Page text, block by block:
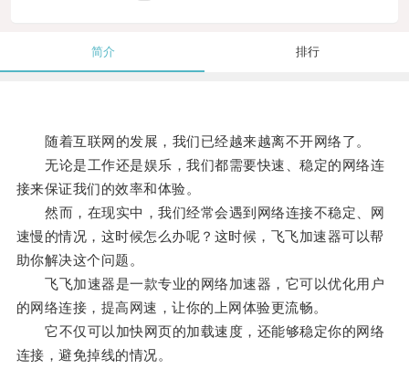
简介 排行
随着互联网的发展，我们已经越来越离不开网络了。
无论是工作还是娱乐，我们都需要快速、稳定的网络连
接来保证我们的效率和体验。
然而，在现实中，我们经常会遇到网络连接不稳定、网
速慢的情况，这时候怎么办呢？这时候，飞飞加速器可以帮
助你解决这个问题。
飞飞加速器是一款专业的网络加速器，它可以优化用户
的网络连接，提高网速，让你的上网体验更流畅。
它不仅可以加快网页的加载速度，还能够稳定你的网络
连接，避免掉线的情况。